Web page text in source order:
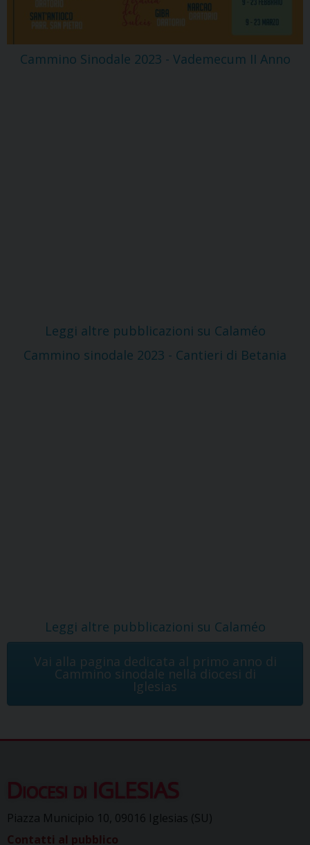
Cammino Sinodale 2023 - Vademecum II Anno
Leggi altre pubblicazioni su Calaméo
Cammino sinodale 2023 - Cantieri di Betania
Leggi altre pubblicazioni su Calaméo
Vai alla pagina dedicata al primo anno di
Cammino sinodale nella diocesi di
Iglesias
Diocesi di IGLESIAS
Piazza Municipio 10, 09016 Iglesias (SU)
Contatti al pubblico